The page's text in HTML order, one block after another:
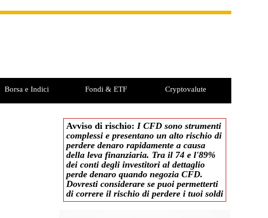
Borsa e Indici Fondi & ETF
Cryptovalute
Avviso di rischio: I CFD sono strumenti
complessi e presentano un alto rischio di
perdere denaro rapidamente a causa
della leva finanziaria. Tra il 74 e l'89%
dei conti degli investitori al dettaglio
perde denaro quando negozia CFD.
Dovresti considerare se puoi permetterti
di correre il rischio di perdere i tuoi soldi